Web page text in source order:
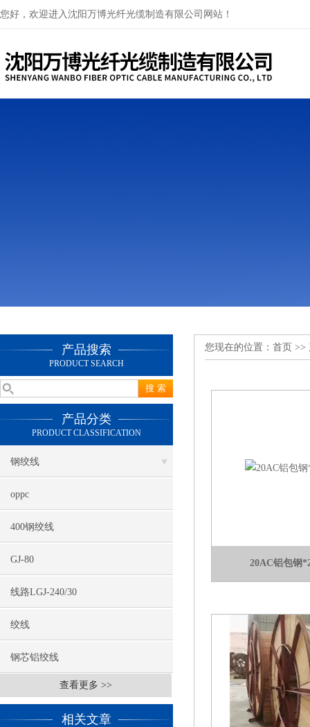
您好，欢迎进入沈阳万博光纤光缆制造有限公司网站！
产品搜索
PRODUCT SEARCH
产品分类
PRODUCT CLASSIFICATION
钢绞线
oppc
400钢绞线
GJ-80
线路LGJ-240/30
绞线
钢芯铝绞线
查看更多 >>
相关文章
您现在的位置： 首页 >>
20AC铝包钢